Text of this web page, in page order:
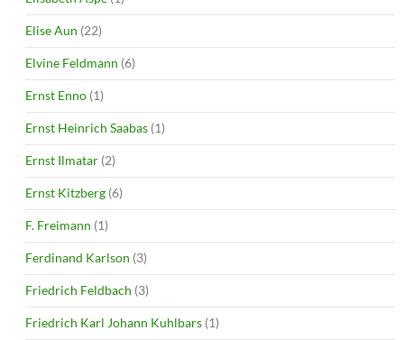
Elise Aun (22)
Elvine Feldmann (6)
Ernst Enno (1)
Ernst Heinrich Saabas (1)
Ernst Ilmatar (2)
Ernst Kitzberg (6)
F. Freimann (1)
Ferdinand Karlson (3)
Friedrich Feldbach (3)
Friedrich Karl Johann Kuhlbars (1)